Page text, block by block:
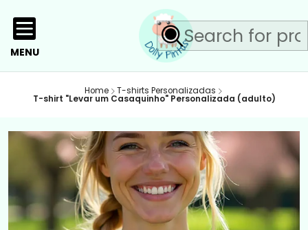
MENU
Home T-shirts Personalizadas
T-shirt "Levar um Casaquinho" Personalizada (adulto)